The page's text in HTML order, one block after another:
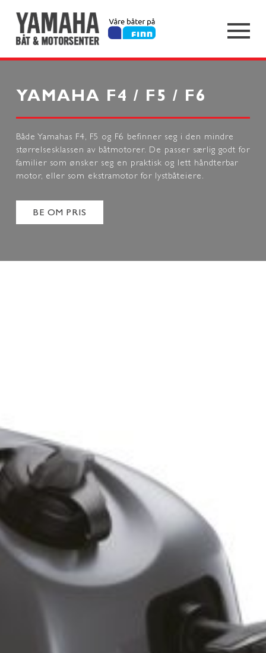
YAMAHA F4 / F5 / F6
Både Yamahas F4, F5 og F6 befinner seg i den mindre
størrelsesklassen av båtmotorer. De passer særlig godt for
familier som ønsker seg en praktisk og lett håndterbar
motor, eller som ekstramotor for lystbåteiere.
BE OM PRIS